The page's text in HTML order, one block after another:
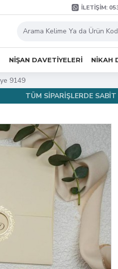
İLETIŞIM:
NIŞAN DAVETIYELERI NIKAH
9149
TÜM SİPARİŞLERDE